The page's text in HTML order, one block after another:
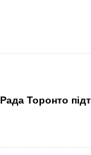
Рада Торонто